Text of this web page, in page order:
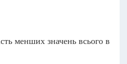
менших значень всього в